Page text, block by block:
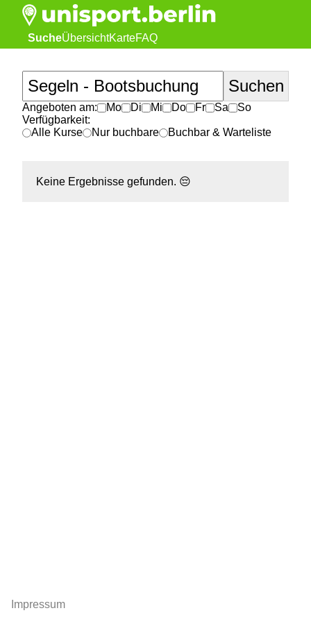
SucheÜbersichtKarteFAQ
Angeboten am: Mo Di Mi Do Fr Sa
So
Verfügbarkeit:
Alle Kurse
Nur buchbare Buchbar & Warteliste
Keine Ergebnisse gefunden. 😔
Impressum